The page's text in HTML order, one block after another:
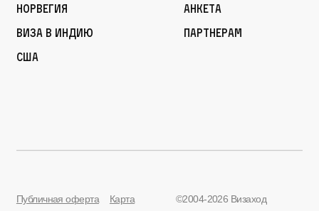
Норвегия
Виза в Индию
США
Анкета
Партнерам
Публичная оферта
Карта
©2004-2026 Визаход